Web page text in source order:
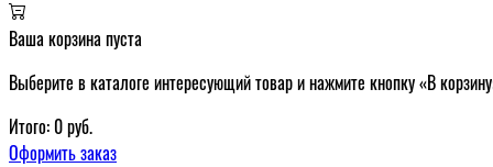
Ваша корзина пуста
Выберите в каталоге интересующий товар и нажмите кнопку «В
Итого: 0руб.
Оформить заказ